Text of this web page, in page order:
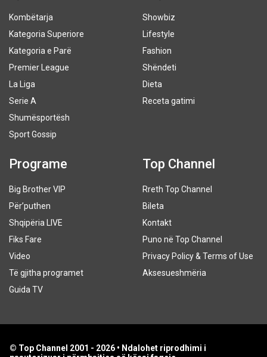
Kombëtarja
Kategoria Superiore
Kategoria e Parë
Premier League
La Liga
Serie A
Shumësportësh
Sport Gossip
Showbiz
Lifestyle
Fashion
Shëndeti
Dieta
Receta gatimi
Programe
Big Brother VIP
Për’puthen
Shqipëria LIVE
Fiks Fare
Video
Të gjitha programet
Guida TV
Top Channel
Rreth Top Channel
Bileta
Kontakt
Puno në Top Channel
Privacy Policy & Terms of Use
Aksesueshmëria
© Top Channel 2001 - 2026 • Ndalohet riprodhimi i